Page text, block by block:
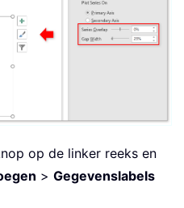
op de linker reeks en
> Gegevenslabels